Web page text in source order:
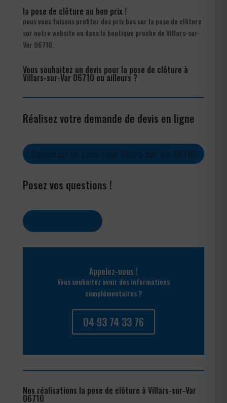
la pose de clôture au bon prix !
nous vous faisons profiter des prix bas sur la pose de clôture
sur notre website ou dans la boutique proche de Villars-sur-
Var 06710.
Vous souhaitez un devis pour la pose de clôture à
Villars-sur-Var 06710 ou ailleurs ?
Réalisez votre demande de devis en ligne
Posez vos questions !
Appelez-nous !
Vous souhaitez avoir des informations
complémentaires ?
04 93 74 33 76
Nos réalisations la pose de clôture à Villars-sur-Var
06710